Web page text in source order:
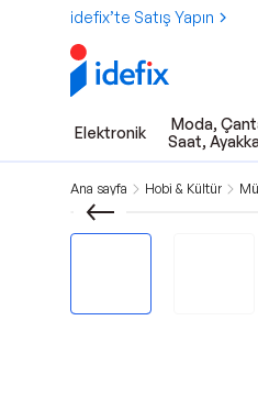
idefix’te Satış Yapın
Elektronik
Moda,
Saat,
Ana sayfa Hobi & Kültür